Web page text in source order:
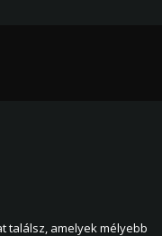
találsz, amelyek mélyebb